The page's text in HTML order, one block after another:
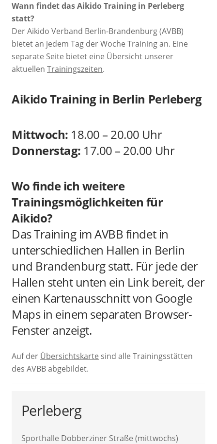
Wann findet das Aikido Training in Perleberg
statt?
Der Aikido Verband Berlin-Brandenburg (AVBB)
bietet an jedem Tag der Woche Training an. Eine
separate Seite bietet eine Übersicht unserer
aktuellen Trainingszeiten.
Aikido Training in Berlin Perleberg
Mittwoch: 18.00 – 20.00 Uhr
Donnerstag: 17.00 – 20.00 Uhr
Wo finde ich weitere
Trainingsmöglichkeiten für
Aikido?
Das Training im AVBB findet in
unterschiedlichen Hallen in Berlin
und Brandenburg statt. Für jede der
Hallen steht unten ein Link bereit, der
einen Kartenausschnitt von Google
Maps in einem separaten Browser-
Fenster anzeigt.
Auf der Übersichtskarte sind alle Trainingsstätten
des AVBB abgebildet.
Perleberg
Sporthalle Dobberziner Straße (mittwochs)